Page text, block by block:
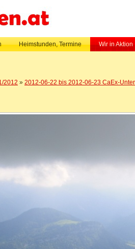
Heimstunden, Termine Wir in Aktion
2012 » 2012-06-22 bis 2012-06-23 CaEx-